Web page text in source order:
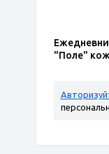
"Поле"